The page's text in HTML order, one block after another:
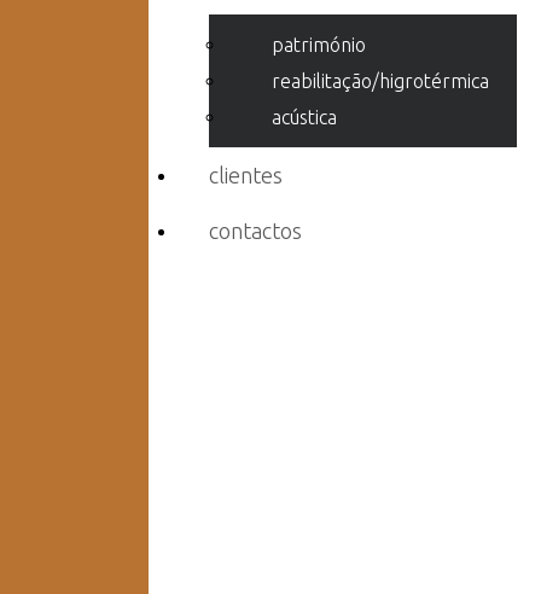
património
reabilitação/higrotérmica
acústica
clientes
contactos